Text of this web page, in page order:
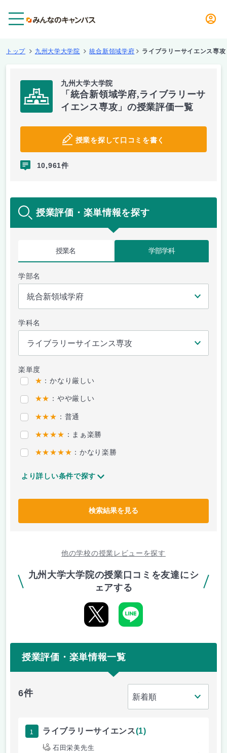
トップ 九州大学大学院 統合新領域学府 ライブラリーサイエンス専攻
九州大学大学院
「統合新領域学府,ライブラリーサ
イエンス専攻」の授業評価一覧
授業を探して口コミを書く
10,961件
授業評価・楽単情報を探す
授業名 学部学科
学部名
学科名
楽単度
★ ：かなり厳しい
★★ ：やや厳しい
★★★ ：普通
★★★★ ：まぁ楽勝
★★★★★ ：かなり楽勝
より詳しい条件で探す
検索結果を見る
他の学校の授業レビューを探す
九州大学大学院の授業口コミを友達にシ
ェアする
授業評価・楽単情報一覧
6件
1 ライブラリーサイエンス(1)
石田栄美先生